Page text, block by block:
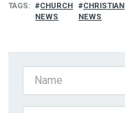
TAGS
CHURCH
NEWS
CHRISTIAN
NEWS